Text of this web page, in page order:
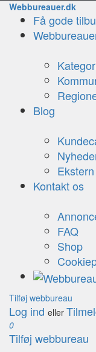
Webbureauer.dk
Få gode
Blog
Ekstern
Kontakt os
FAQ
Shop
Tilføj webbureau
Log ind eller
0
Tilføj webbureau